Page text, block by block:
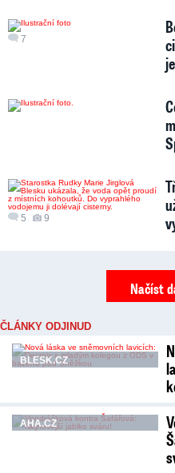
7
5 9
Načíst
ČLÁNKY ODJINUD
BLESK.CZ
AHA.CZ